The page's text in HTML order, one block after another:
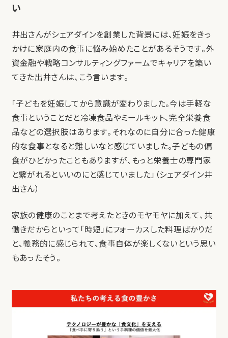
い
井出さんがシェアダインを創業した背景には、妊娠をきっ
かけに家庭内の食事に悩み始めたことがあるそうです。外
資金融や戦略コンサルティングファームでキャリアを築い
てきた出井さんは、こう言います。
「子どもを妊娠してから意識が変わりました。今は手軽な
食事ということだと冷凍食品やミールキット、完全栄養食
品などの選択肢はあります。それなのに自分に合った健康
的な食事となると難しいなと感じていました。子どもの偏
食がひどかったこともありますが、もっと栄養士の専門家
と繋がれるといいのにと感じていました」（シェアダイン井
出さん）
家族の健康のことまで考えたときのモヤモヤに加えて、共
働きだからといって「時短」にフォーカスした料理ばかりだ
と、義務的に感じられて、食事自体が楽しくないという思い
もあったそう。